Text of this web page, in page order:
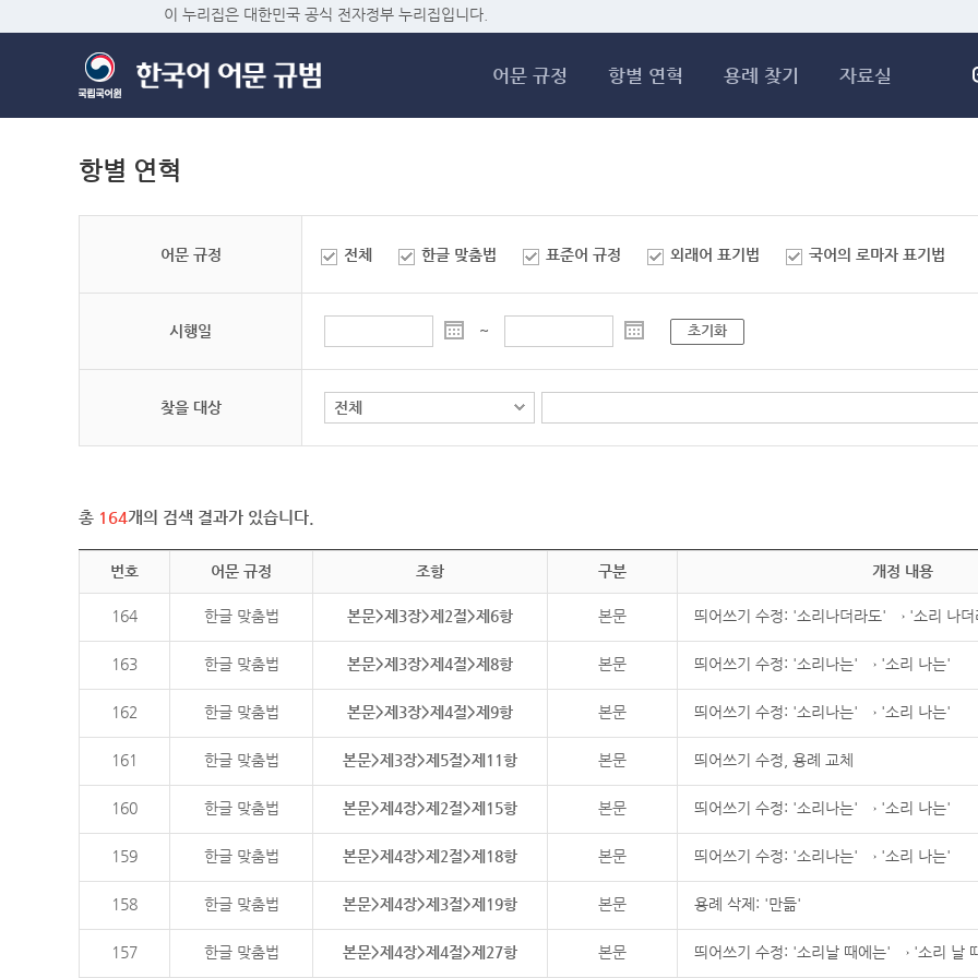
이 누리집은 대한민국 공식 전자정부 누리집입니다.
어문 규정 항별 연혁 용례 찾기 자료실
항별 연혁
어문 규정 전체 한글 맞춤법 표준어 규정 외래어 표기법 국어의 로마자 표기법
시행일 ~ 초기화
찾을 대상
총 164개의 검색 결과가 있습니다.
번호 어문 규정 조항 구분 개정 내용
164 한글 맞춤법 본문>제3장>제2절>제6항 본문 띄어쓰기 수정: '소리나더라도' → '소리 나더
163 한글 맞춤법 본문>제3장>제4절>제8항 본문 띄어쓰기 수정: '소리나는' → '소리 나는'
162 한글 맞춤법 본문>제3장>제4절>제9항 본문 띄어쓰기 수정: '소리나는' → '소리 나는'
161 한글 맞춤법 본문>제3장>제5절>제11항 본문 띄어쓰기 수정, 용례 교체
160 한글 맞춤법 본문>제4장>제2절>제15항 본문 띄어쓰기 수정: '소리나는' → '소리 나는'
159 한글 맞춤법 본문>제4장>제2절>제18항 본문 띄어쓰기 수정: '소리나는' → '소리 나는'
158 한글 맞춤법 본문>제4장>제3절>제19항 본문 용례 삭제: '만듦'
157 한글 맞춤법 본문>제4장>제4절>제27항 본문 띄어쓰기 수정: '소리날 때에는' → '소리 날